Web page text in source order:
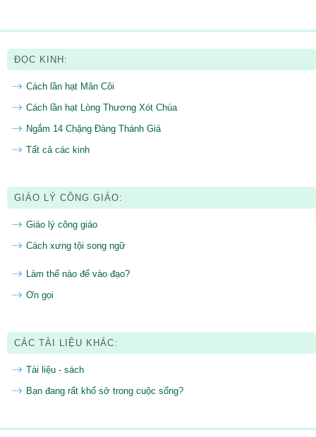
ĐỌC KINH:
Cách lần hạt Mân Côi
Cách lần hạt Lòng Thương Xót Chúa
Ngắm 14 Chặng Đàng Thánh Giá
Tất cả các kinh
GIÁO LÝ CÔNG GIÁO:
Giáo lý công giáo
Cách xưng tội song ngữ
Làm thế nào để vào đạo?
Ơn gọi
CÁC TÀI LIỆU KHÁC:
Tài liệu - sách
Bạn đang rất khổ sở trong cuộc sống?